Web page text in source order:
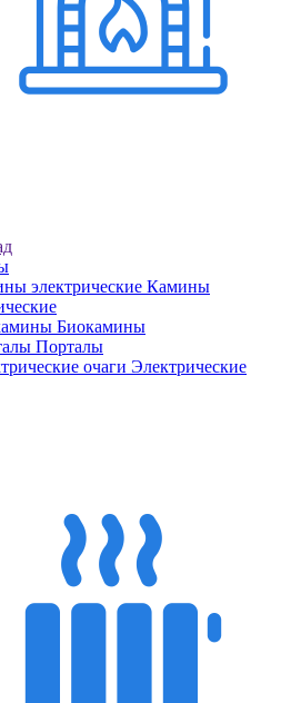
Камины
Биокамины
Порталы
Электрические